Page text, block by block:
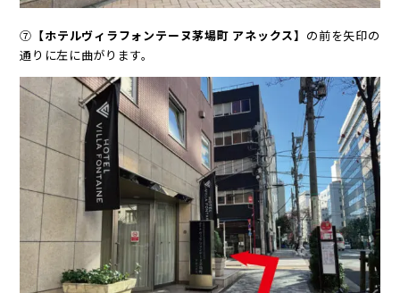
⑦ 【ホテルヴィラフォンテーヌ茅場町 アネックス】 の前を矢印の
通りに左に曲がります。